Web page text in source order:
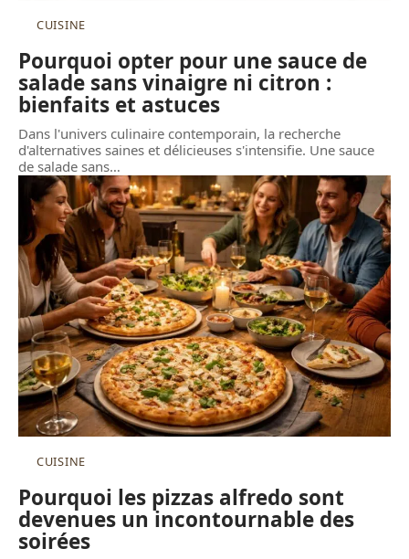
CUISINE
Pourquoi opter pour une sauce de
salade sans vinaigre ni citron :
bienfaits et astuces
Dans l'univers culinaire contemporain, la recherche
d'alternatives saines et délicieuses s'intensifie. Une sauce
de salade sans…
CUISINE
Pourquoi les pizzas alfredo sont
devenues un incontournable des
soirées